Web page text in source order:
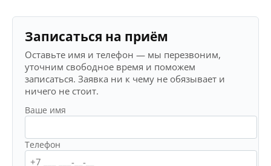
Записаться на приём
Оставьте имя и телефон — мы перезвоним,
уточним свободное время и поможем
записаться. Заявка ни к чему не обязывает и
ничего не стоит.
Ваше имя
Телефон